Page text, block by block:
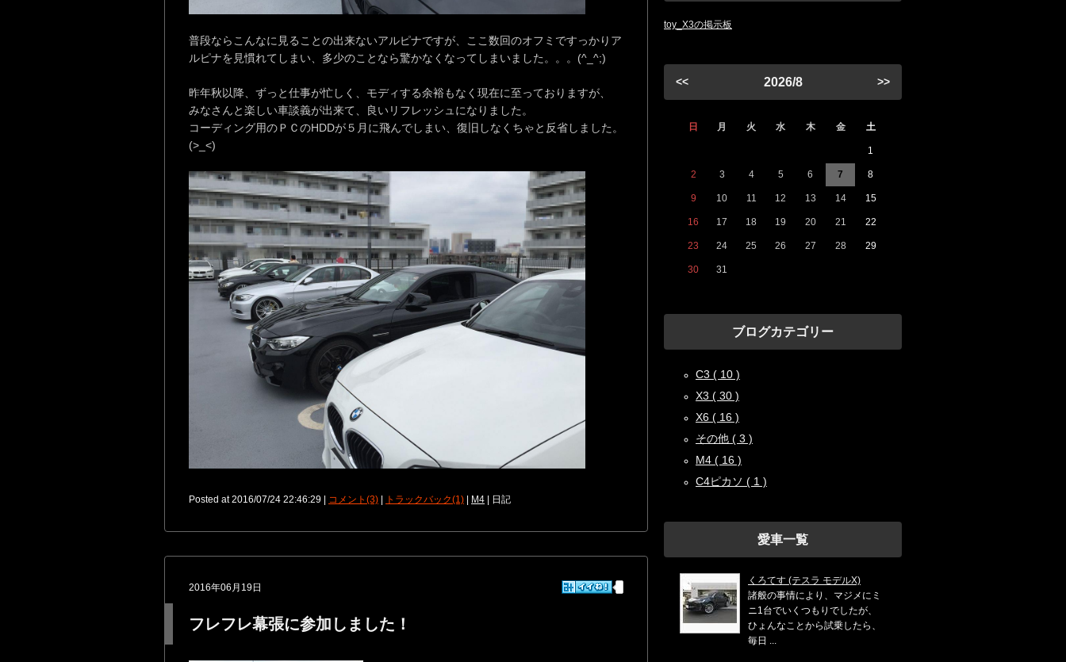
普段ならこんなに見ることの出来ないアルピナですが、ここ数回のオフミですっかりア
ルピナを見慣れてしまい、多少のことなら驚かなくなってしまいました。。。(^_^;)
昨年秋以降、ずっと仕事が忙しく、モディする余裕もなく現在に至っておりますが、
みなさんと楽しい車談義が出来て、良いリフレッシュになりました。
コーディング用のＰＣのHDDが５月に飛んでしまい、復旧しなくちゃと反省しました。
(>_<)
Posted at 2016/07/24 22:46:29 | コメント(3) トラックバック(1) M4 | 日記
2016年06月19日
フレフレ幕張に参加しました！
toy_X3の掲示板
<< 2026/8 >>
日 月 火 水 木 金 土
1
2 3 4 5 6 7 8
9 10 11 12 13 14 15
16 17 18 19 20 21 22
23 24 25 26 27 28 29
30 31
ブログカテゴリー
C3 ( 10 )
X3 ( 30 )
X6 ( 16 )
その他 ( 3 )
M4 ( 16 )
C4ピカソ ( 1 )
愛車一覧
くろてす (テスラ モデルX)
諸般の事情により、マジメにミ
ニ1台でいくつもりでしたが、
ひょんなことから試乗したら、
毎日 ...